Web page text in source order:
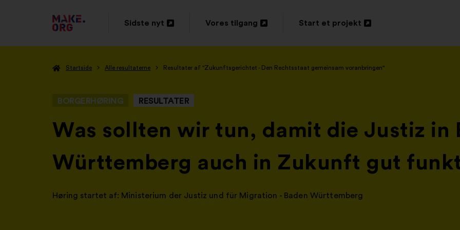
TILBAGE
TIL
MAKE.ORG’S
Sidste nyt
Vores tilgang
Start et projekt
Startside Alle resultaterne Resultater af "Zukunftsgerichtet - Den Rechtsstaat gemeinsam voranbringen"
BORGERHØRING RESULTATER
-
Was sollten wir tun, damit die Justiz in
Württemberg auch in Zukunft gut
Høring startet af: Ministerium der Justiz und für Migration - Baden Württemberg